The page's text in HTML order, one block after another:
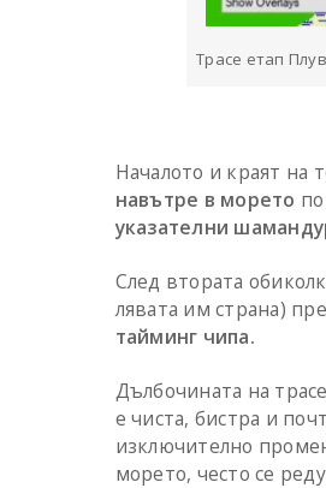
Трасе етап
Началото и краят на
навътре в морето
указателни
След втората
лявата им страна)
тайминг чипа.
Дълбочината на
е чиста, бистра и
изключително
морето, често се